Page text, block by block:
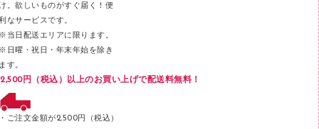
メンディングテープ
メッシュケース／ペンケース
フロアケース
ブックエンド／ブックスタンド
パンチ
。欲しいものがすぐ届く！便
なサービスです。
当日配送エリアに限ります。
日曜・祝日・年末年始を除き
す。
2,500円（税込）以上のお買い上げで配送料無料！
ご注文金額が2,500円（税込）